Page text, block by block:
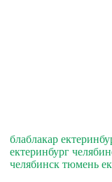
блаблакар
ектеринбург
челябинск тюмень